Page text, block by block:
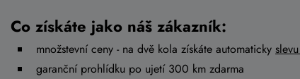
Co získáte jako náš zákazník:
množstevní ceny - na dvě kola získáte automaticky
garanční prohlídku po ujetí 300 km zdarma